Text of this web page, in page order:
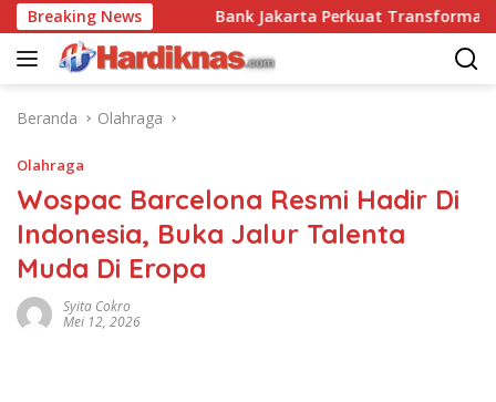
Langsung
ke
konten
Breaking News
Disrupsi Bank Jakarta Perkuat Transformasi
Beranda Olahraga
Olahraga
Wospac Barcelona Resmi Hadir Di
Indonesia, Buka Jalur Talenta
Muda Di Eropa
Syita Cokro
Mei 12, 2026